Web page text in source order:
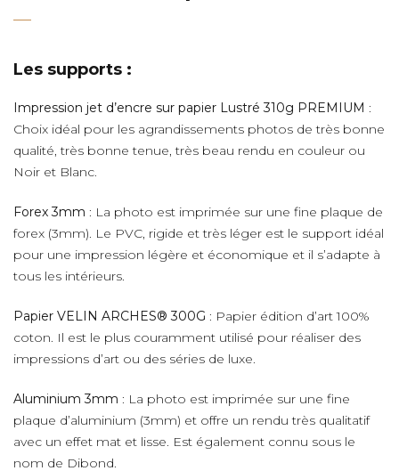
Les supports :
Impression jet d’encre sur papier Lustré 310g PREMIUM :
Choix idéal pour les agrandissements photos de très bonne
qualité, très bonne tenue, très beau rendu en couleur ou
Noir et Blanc.
Forex 3mm : La photo est imprimée sur une fine plaque de
forex (3mm). Le PVC, rigide et très léger est le support idéal
pour une impression légère et économique et il s’adapte à
tous les intérieurs.
Papier VELIN ARCHES® 300G : Papier édition d’art 100%
coton. Il est le plus couramment utilisé pour réaliser des
impressions d’art ou des séries de luxe.
Aluminium 3mm : La photo est imprimée sur une fine
plaque d’aluminium (3mm) et offre un rendu très qualitatif
avec un effet mat et lisse. Est également connu sous le
nom de Dibond.